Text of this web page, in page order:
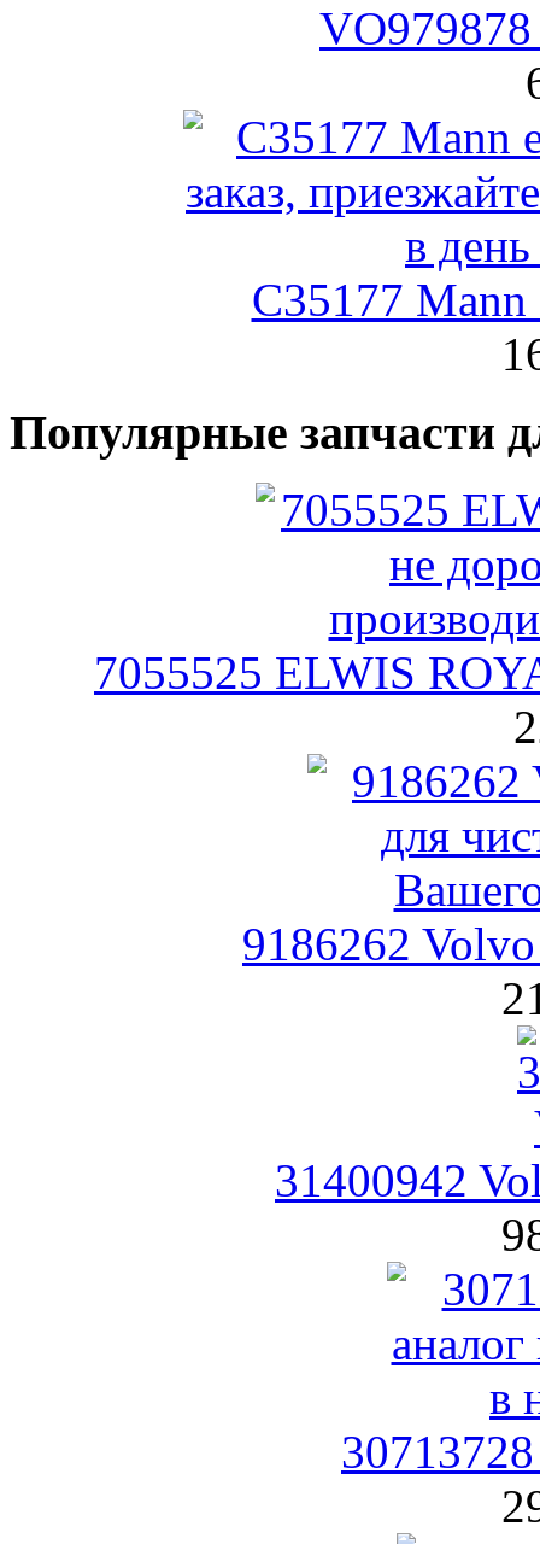
VO979878
C35177
Популярные запчасти
7055525 ELWIS
9186262
31400942